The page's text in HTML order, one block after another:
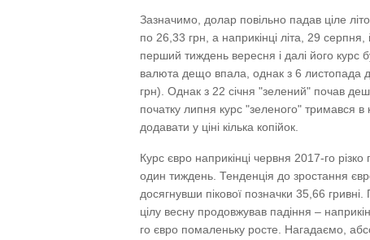
Зазначимо, долар повільно падав ціле
по 26,33 грн, а наприкінці літа, 29
перший тиждень вересня і далі його курс
валюта дещо впала, однак з 6 листопада
грн). Однак з 22 січня "зелений" почав
початку липня курс "зеленого" тримався
додавати у ціні кілька копійок.
Курс євро наприкінці червня 2017-го
один тиждень. Тенденція до зростання
досягнувши пікової позначки 35,66
цілу весну продовжував падіння –
го євро помаленьку росте. Нагадаємо,